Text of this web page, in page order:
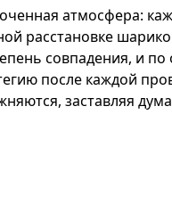
атмосфера:
расстановке
совпадения, и по
после каждой
заставляя
предыдущих попыток.